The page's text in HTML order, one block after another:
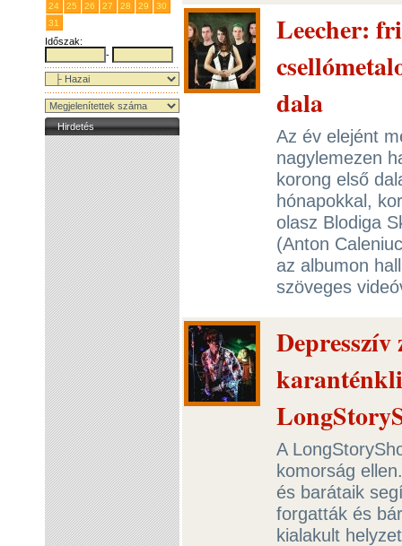
24
25 26 27 28 29
30
31
Időszak:
-
Hirdetés
Leecher:
dala
Az év elejént
nagylemezen
korong első
hónapokkal,
olasz Blodiga
(Anton
az albumon
szöveges
Depresszív
A
komorság
és barátaik
forgatták és
kialakult